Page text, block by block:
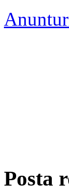
Posta